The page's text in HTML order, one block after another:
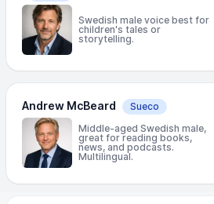
Swedish male voice best for
children's tales or
storytelling.
Andrew McBeard
Sueco
Middle-aged Swedish male,
great for reading books,
news, and podcasts.
Multilingual.